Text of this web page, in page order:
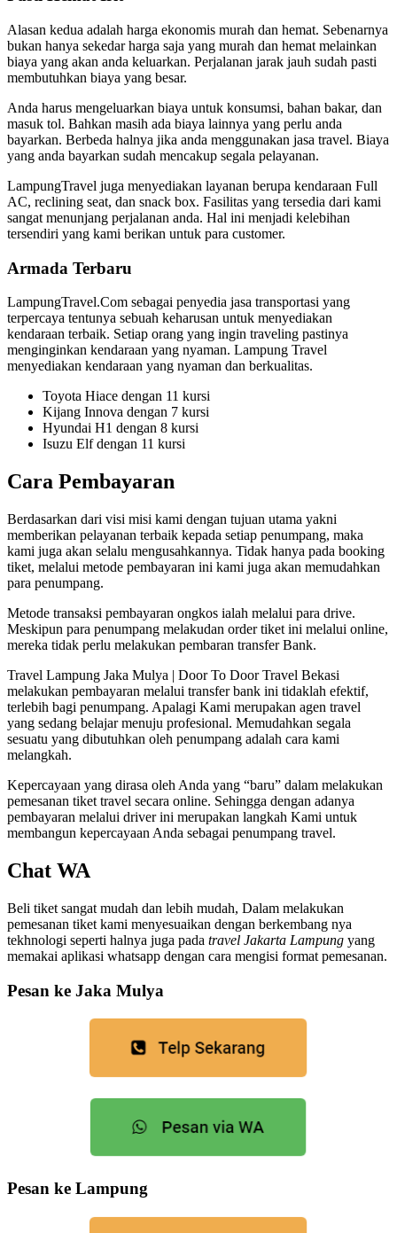
Alasan kedua adalah harga ekonomis murah dan hemat. Sebenarnya
bukan hanya sekedar harga saja yang murah dan hemat melainkan
biaya yang akan anda keluarkan. Perjalanan jarak jauh sudah pasti
membutuhkan biaya yang besar.
Anda harus mengeluarkan biaya untuk konsumsi, bahan bakar, dan
masuk tol. Bahkan masih ada biaya lainnya yang perlu anda
bayarkan. Berbeda halnya jika anda menggunakan jasa travel. Biaya
yang anda bayarkan sudah mencakup segala pelayanan.
LampungTravel juga menyediakan layanan berupa kendaraan Full
AC, reclining seat, dan snack box. Fasilitas yang tersedia dari kami
sangat menunjang perjalanan anda. Hal ini menjadi kelebihan
tersendiri yang kami berikan untuk para customer.
Armada Terbaru
LampungTravel.Com sebagai penyedia jasa transportasi yang
terpercaya tentunya sebuah keharusan untuk menyediakan
kendaraan terbaik. Setiap orang yang ingin traveling pastinya
menginginkan kendaraan yang nyaman. Lampung Travel
menyediakan kendaraan yang nyaman dan berkualitas.
Toyota Hiace dengan 11 kursi
Kijang Innova dengan 7 kursi
Hyundai H1 dengan 8 kursi
Isuzu Elf dengan 11 kursi
Cara Pembayaran
Berdasarkan dari visi misi kami dengan tujuan utama yakni
memberikan pelayanan terbaik kepada setiap penumpang, maka
kami juga akan selalu mengusahkannya. Tidak hanya pada booking
tiket, melalui metode pembayaran ini kami juga akan memudahkan
para penumpang.
Metode transaksi pembayaran ongkos ialah melalui para drive.
Meskipun para penumpang melakudan order tiket ini melalui online,
mereka tidak perlu melakukan pembaran transfer Bank.
Travel Lampung Jaka Mulya | Door To Door Travel Bekasi
melakukan pembayaran melalui transfer bank ini tidaklah efektif,
terlebih bagi penumpang. Apalagi Kami merupakan agen travel
yang sedang belajar menuju profesional. Memudahkan segala
sesuatu yang dibutuhkan oleh penumpang adalah cara kami
melangkah.
Kepercayaan yang dirasa oleh Anda yang “baru” dalam melakukan
pemesanan tiket travel secara online. Sehingga dengan adanya
pembayaran melalui driver ini merupakan langkah Kami untuk
membangun kepercayaan Anda sebagai penumpang travel.
Chat WA
Beli tiket sangat mudah dan lebih mudah, Dalam melakukan
pemesanan tiket kami menyesuaikan dengan berkembang nya
tekhnologi seperti halnya juga pada travel Jakarta Lampung yang
memakai aplikasi whatsapp dengan cara mengisi format pemesanan.
Pesan ke Jaka Mulya
Pesan ke Lampung